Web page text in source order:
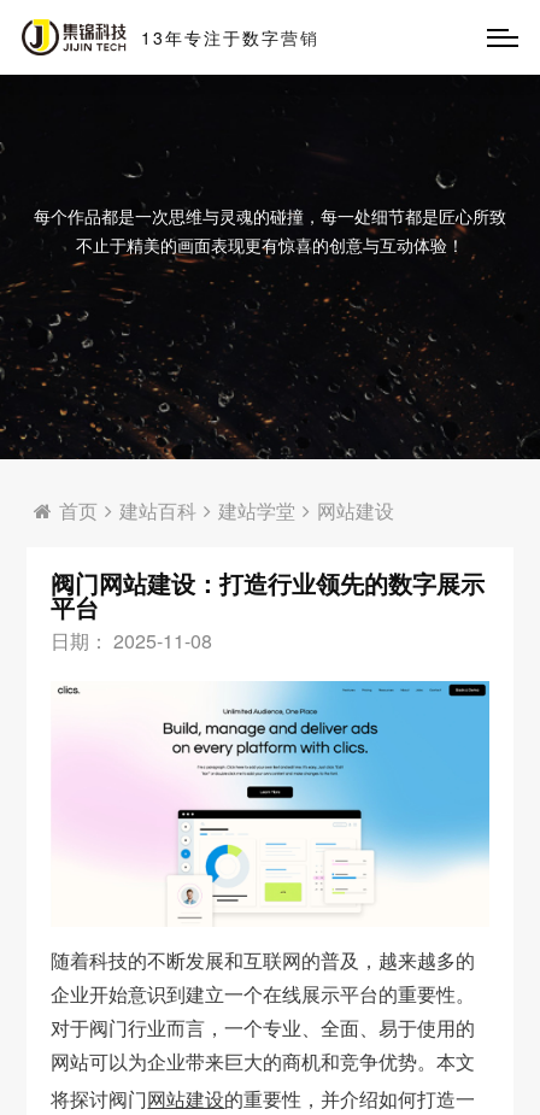
13年专注于数字营销
每个作品都是一次思维与灵魂的碰撞，每一处细节都是匠心所致
不止于精美的画面表现更有惊喜的创意与互动体验！
首页 建站百科 建站学堂 网站建设
阀门网站建设：打造行业领先的数字展示
平台
日期： 2025-11-08
随着科技的不断发展和互联网的普及，越来越多的
企业开始意识到建立一个在线展示平台的重要性。
对于阀门行业而言，一个专业、全面、易于使用的
网站可以为企业带来巨大的商机和竞争优势。本文
将探讨阀门网站建设的重要性，并介绍如何打造一